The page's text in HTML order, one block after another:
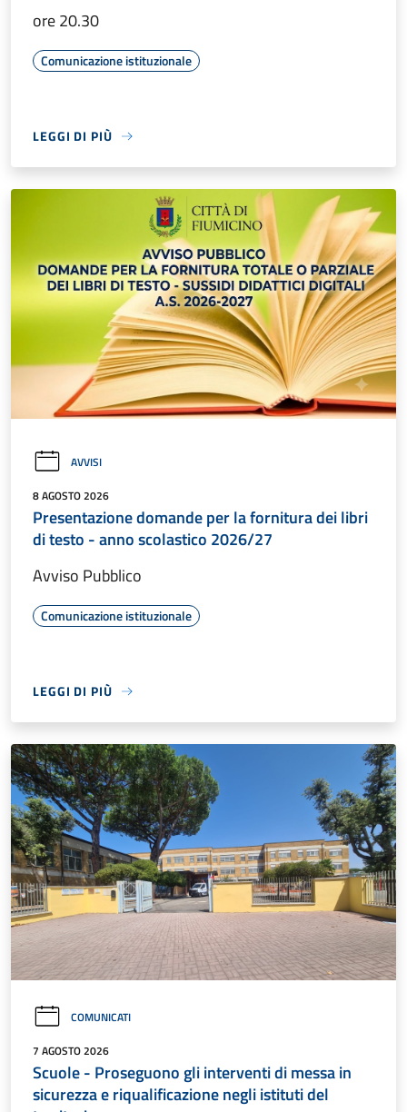
ore 20.30
Comunicazione istituzionale
LEGGI DI PIÙ
AVVISI
8 AGOSTO 2026
Presentazione domande per la fornitura dei libri
di testo - anno scolastico 2026/27
Avviso Pubblico
Comunicazione istituzionale
LEGGI DI PIÙ
COMUNICATI
7 AGOSTO 2026
Scuole - Proseguono gli interventi di messa in
sicurezza e riqualificazione negli istituti del